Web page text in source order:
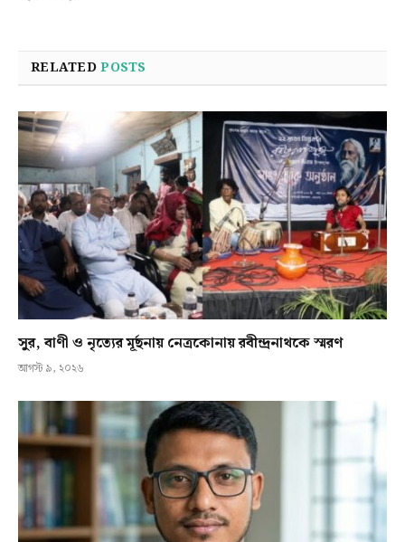
RELATEDPOSTS
সুর, বাণী ও নৃত্যের মূর্ছনায় নেত্রকোনায় রবীন্দ্রনাথকে স্মরণ
আগস্ট ৯, ২০২৬